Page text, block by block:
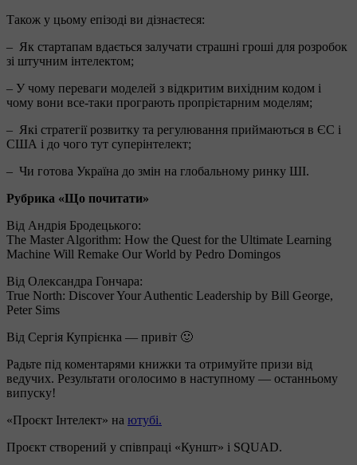
Також у цьому епізоді ви дізнаєтеся:
‒ Як стартапам вдається залучати страшні гроші для розробок
зі штучним інтелектом;
‒ У чому переваги моделей з відкритим вихідним кодом і
чому вони все-таки програють пропрієтарним моделям;
‒ Які стратегії розвитку та регулювання приймаються в ЄС і
США і до чого тут суперінтелект;
‒ Чи готова Україна до змін на глобальному ринку ШІ.
Рубрика «Що почитати»
Від Андрія Бродецького:
The Master Algorithm: How the Quest for the Ultimate Learning
Machine Will Remake Our World by Pedro Domingos
Від Олександра Гончара:
True North: Discover Your Authentic Leadership by Bill George,
Peter Sims
Від Сергія Купрієнка — привіт 🙂
Радьте під коментарями книжки та отримуйте призи від
ведучих. Результати оголосимо в наступному — останньому
випуску!
«Проєкт Інтелект» на ютубі.
Проєкт створений у співпраці «Куншт» і SQUAD.